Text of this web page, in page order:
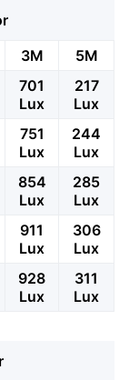
3M
5M
701
Lux
217
Lux
751
Lux
244
Lux
854
Lux
285
Lux
911
Lux
306
Lux
928
Lux
311
Lux